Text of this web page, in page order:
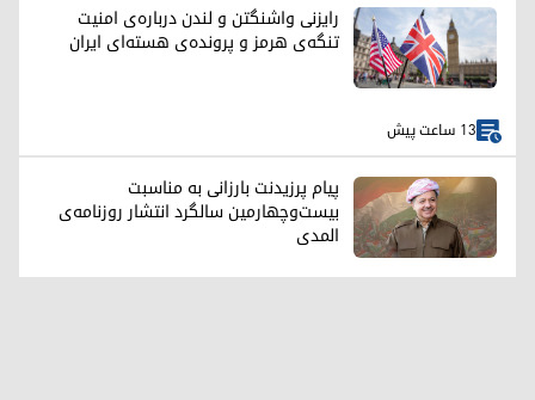
رایزنی واشنگتن و لندن درباره‌ی امنیت
تنگه‌ی هرمز و پرونده‌ی هسته‌ای ایران
13 ساعت پیش
پیام پرزیدنت بارزانی به مناسبت
بیست‌وچهارمین سالگرد انتشار روزنامه‌ی
المدی